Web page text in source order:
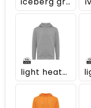
light heather anthracite